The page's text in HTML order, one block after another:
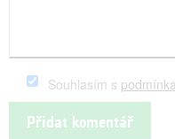
Souhlasím s